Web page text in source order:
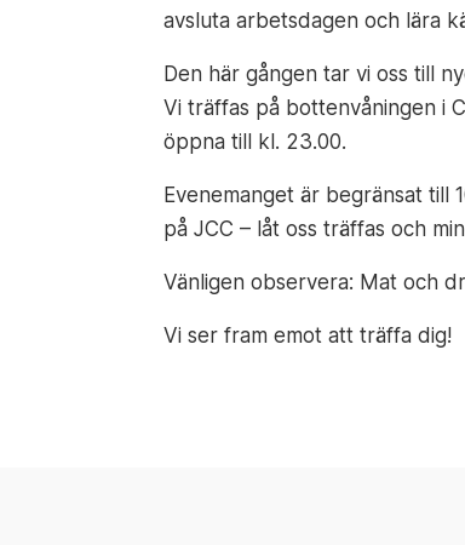
avsluta arbetsdagen och lära
Den här gången tar vi oss till
Vi träffas på bottenvåningen i
öppna till kl. 23.00.
Evenemanget är begränsat till
på JCC – låt oss träffas och
Vänligen observera: Mat och
Vi ser fram emot att träffa dig!